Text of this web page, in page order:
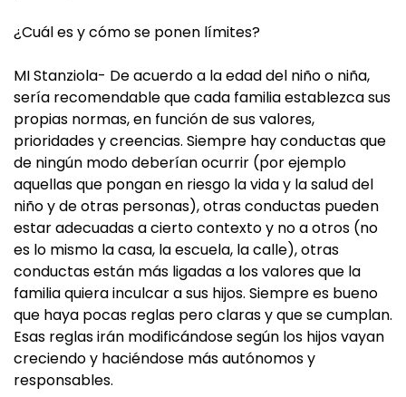
¿Cuál es y cómo se ponen límites?
MI Stanziola- De acuerdo a la edad del niño o niña,
sería recomendable que cada familia establezca sus
propias normas, en función de sus valores,
prioridades y creencias. Siempre hay conductas que
de ningún modo deberían ocurrir (por ejemplo
aquellas que pongan en riesgo la vida y la salud del
niño y de otras personas), otras conductas pueden
estar adecuadas a cierto contexto y no a otros (no
es lo mismo la casa, la escuela, la calle), otras
conductas están más ligadas a los valores que la
familia quiera inculcar a sus hijos. Siempre es bueno
que haya pocas reglas pero claras y que se cumplan.
Esas reglas irán modificándose según los hijos vayan
creciendo y haciéndose más autónomos y
responsables.